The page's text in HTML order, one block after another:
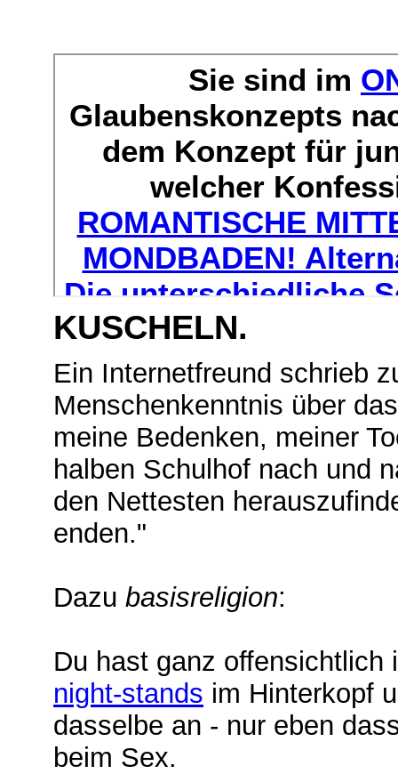
KUSCHELN.
Ein Internetfreund schrieb
Menschenkenntnis über
meine Bedenken, meiner
halben Schulhof nach und
den Nettesten
enden."
Dazu basisreligion:
Du hast ganz offensichtlich
night-stands im Hinterkopf
dasselbe an - nur eben
beim Sex.